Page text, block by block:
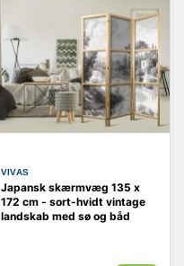
VIVAS
Japansk skærmvæg 135 x
172 cm - sort-hvidt vintage
landskab med sø og båd